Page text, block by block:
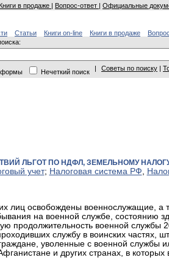
Книги в продаже | Вопрос-ответ | Официальные
Статьи Книги on-line Книги в продаже
Нечеткий поиск | Советы по поиску |
ЛЬГОТ ПО НДФЛ, ЗЕМЕЛЬНОМУ
учет; Налоговая система РФ,
лиц освобождены военнослужащие, а
на военной службе, состоянию
военной службы
службу в воинских частях,
уволенные с военной службы
и других странах, в которых